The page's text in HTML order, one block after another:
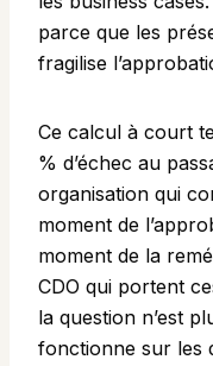
parce que les
fragilise
Ce calcul à court
% d’échec au
organisation qui
moment de
moment de la
CDO qui portent
la question n’est
fonctionne sur les